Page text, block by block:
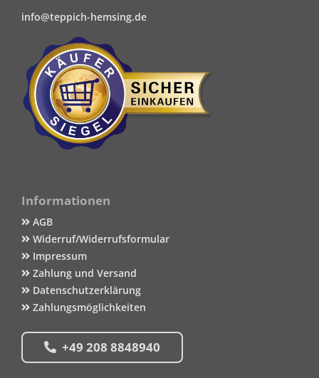
info@teppich-hemsing.de
Informationen
AGB
Widerruf/Widerrufsformular
Impressum
Zahlung und Versand
Datenschutzerklärung
Zahlungsmöglichkeiten
+49 208 8848940